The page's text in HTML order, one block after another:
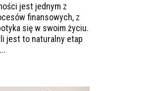
jest jednym z
finansowych, z
się w swoim życiu.
jest to naturalny etap